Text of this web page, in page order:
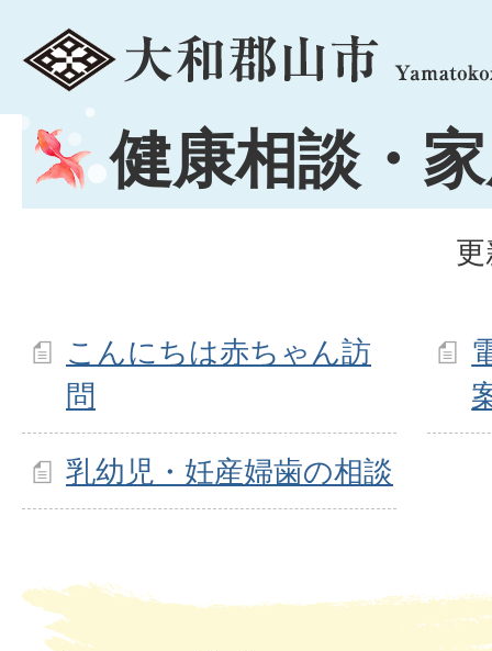
menu
健康相談・
こんにちは赤ちゃん訪
問
乳幼児・妊産婦歯の相談